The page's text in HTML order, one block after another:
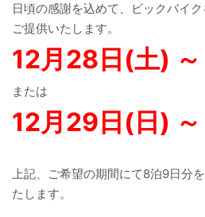
日頃の感謝を込めて、ビックバイ
ご提供いたします。
12月28日(土)
または
12月29日(日)
上記、ご希望の期間にて8泊9日分
たします。